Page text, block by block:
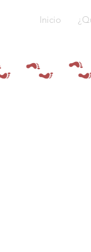
Inicio